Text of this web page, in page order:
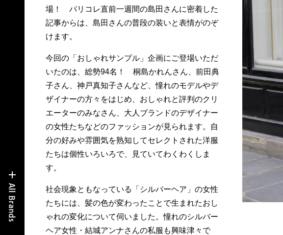
場！ パリコレ直前一週間の島田さんに密着した
記事からは、島田さんの普段の装いと表情がのぞ
けます。
今回の「おしゃれサンプル」企画にご登場いただ
いたのは、総勢94名！ 桐島かれんさん、前田典
子さん、神戸真知子さんなど、憧れのモデルやデ
ザイナーの方々をはじめ、おしゃれと評判のクリ
エーターのみなさん、大人ブランドのデザイナー
の女性たちなどのファッションが見られます。自
分の好みや雰囲気を熟知してセレクトされた洋服
たちは個性いろいろで、見ていてわくわくしま
す。
社会現象ともなっている「シルバーヘア」の女性
たちには、髪の色が変わったことで生まれたおし
ゃれの変化について伺いました。憧れのシルバー
ヘア女性・結城アンナさんの私服も興味津々で